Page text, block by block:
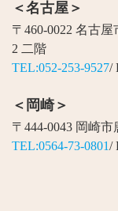
＜名古屋＞
〒460-0022 名古
2 二階
TEL:052-253-9527/
＜岡崎＞
〒444-0043 岡崎
TEL:0564-73-0801/